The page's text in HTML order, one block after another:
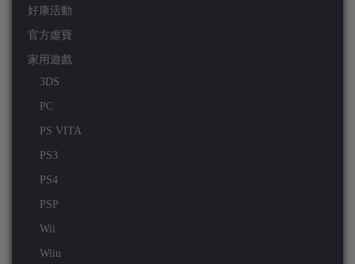
好康活動
官方虛寶
家用遊戲
3DS
PC
PS VITA
PS3
PS4
PSP
Wii
Wiiu